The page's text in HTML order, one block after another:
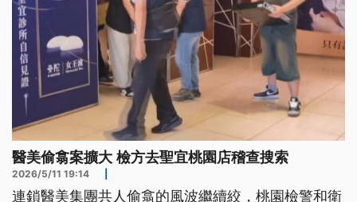
醫美偷翕案擴大 檢方去聖宜桃園店稽查搜索
2026/5/11 19:14
連鎖醫美集團共人偷翕的風波繼續絞，桃園檢警和衛